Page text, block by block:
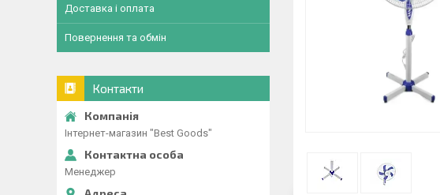
Доставка і оплата
Повернення та обмін
Контакти
Інтернет-магазин "Best Goods"
Менеджер